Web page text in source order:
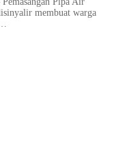
membuat warga